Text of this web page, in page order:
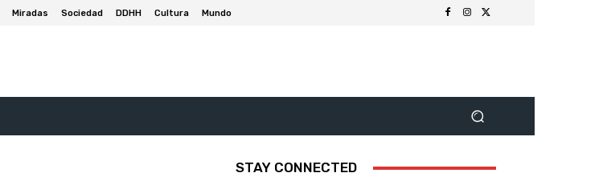
Miradas Sociedad DDHH Cultura Mundo
STAY CONNECTED